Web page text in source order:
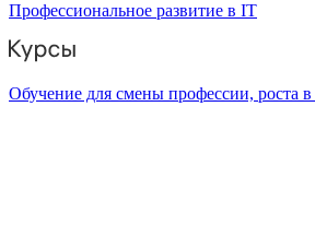
Профессиональное развитие в IT
Обучение для смены профессии, роста в